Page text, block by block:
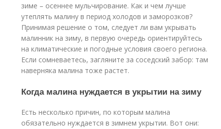
зиме – осеннее мульчирование. Как и чем лучше
утеплять малину в период холодов и заморозков?
Принимая решение о том, следует ли вам укрывать
малинник на зиму, в первую очередь ориентируйтесь
на климатические и погодные условия своего региона.
Если сомневаетесь, загляните за соседский забор: там
наверняка малина тоже растет.
Когда малина нуждается в укрытии на зиму
Есть несколько причин, по которым малина
обязательно нуждается в зимнем укрытии. Вот они: